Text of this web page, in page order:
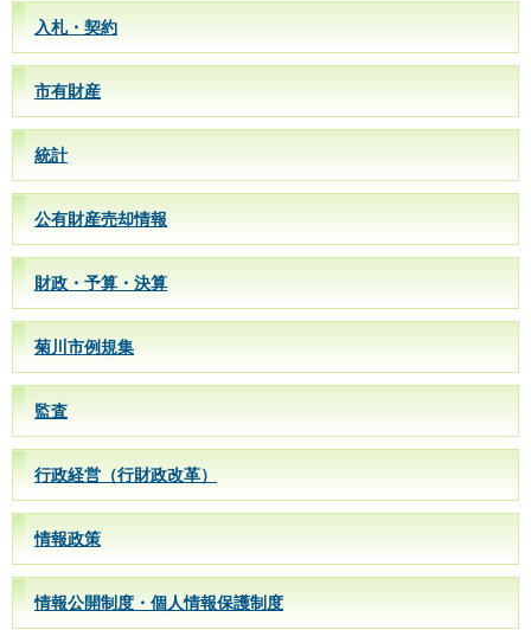
入札・契約
市有財産
統計
公有財産売却情報
財政・予算・決算
菊川市例規集
監査
行政経営（行財政改革）
情報政策
情報公開制度・個人情報保護制度